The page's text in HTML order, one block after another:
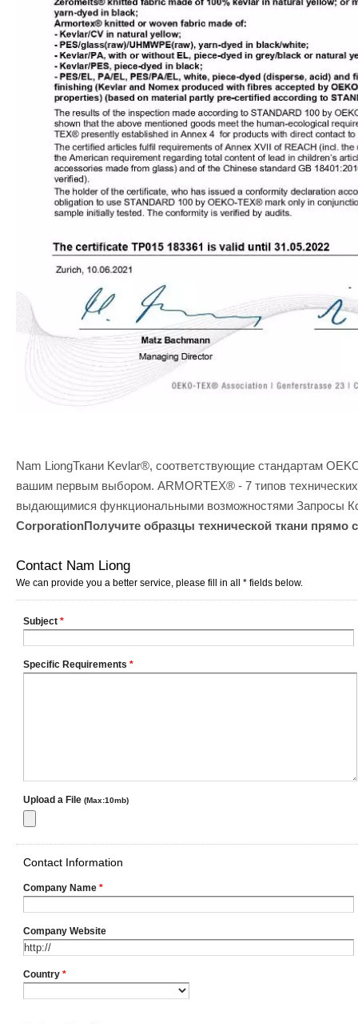
Nam LiongТкани Kevlar®, соответствующие стандартам
вашим первым выбором. ARMORTEX® - 7 типов
выдающимися функциональными возможностями Запросы
CorporationПолучите образцы технической ткани прямо